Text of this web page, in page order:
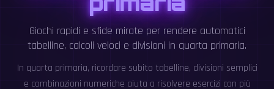
Giochi rapidi e sfide mirate per rendere automatici
tabelline, calcoli veloci e divisioni in quarta primaria.
In quarta primaria, ricordare subito tabelline, divisioni semplici
e combinazioni numeriche aiuta a risolvere esercizi con più